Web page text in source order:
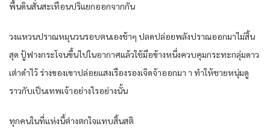
พื้นดิน​สั่นสะเทือน​ปริ​แยก​ออก​จากกัน​
วงแหวน​ปราณ​หมุน​วนรอบ​ตนเอง​ช้าๆ ปลดปล่อย​พลัง​ปราณ​ออกมา​ไม่สิ้น
สุด​ ปู้ฟางกระโจน​ขึ้นไป​ใน​อากาศ​แล้ว​ใช้มือ​ข้าง​หนึ่ง​ควบคุม​กระทะ​กลุ่ม​ดาว​
เต่าดำ​ไว้​ ร่าง​ของ​เขา​ปล่อยแสง​เรืองรอง​เจิดจ้า​ออกมา า​ ทำให้​ชายหนุ่ม​ดู​
ราวกับ​เป็น​เทพเจ้า​อย่างไร​อย่างนั้น​
ทุก​คนใน​ที่​แห่ง​นี้​ต่าง​ตกใจ​แทบ​สิ้นสติ​